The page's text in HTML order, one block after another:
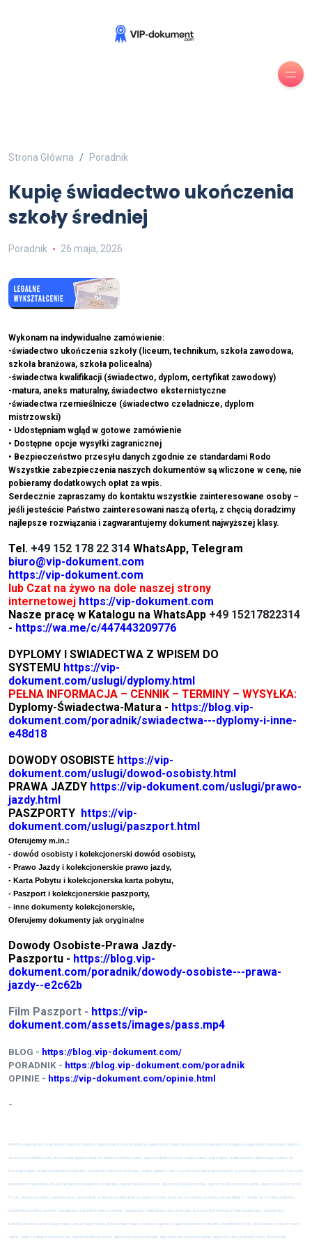
Strona Główna Poradnik
Kupię świadectwo ukończenia
szkoły średniej
Poradnik 26 maja, 2026
Wykonam na indywidualne zamówienie:
-świadectwo ukończenia szkoły (liceum, technikum, szkoła zawodowa,
szkoła branżowa, szkoła policealna)
-świadectwa kwalifikacji (świadectwo, dyplom, certyfikat zawodowy)
-matura, aneks maturalny, świadectwo eksternistyczne
-świadectwa rzemieślnicze (świadectwo czeladnicze, dyplom
mistrzowski)
• Udostępniam wgląd w gotowe zamówienie
• Dostępne opcje wysyłki zagranicznej
• Bezpieczeństwo przesyłu danych zgodnie ze standardami Rodo
Wszystkie zabezpieczenia naszych dokumentów są wliczone w cenę, nie
pobieramy dodatkowych opłat za wpis.
Serdecznie zapraszamy do kontaktu wszystkie zainteresowane osoby –
jeśli jesteście Państwo zainteresowani naszą ofertą, z chęcią doradzimy
najlepsze rozwiązania i zagwarantujemy dokument najwyższej klasy.
Tel. +49 152 178 22 314 WhatsApp, Telegram
biuro@vip-dokument.com
https://vip-dokument.com
lub Czat na żywo na dole naszej strony
internetowej https://vip-dokument.com
Nasze pracę w Katalogu na WhatsApp +49 15217822314
- https://wa.me/c/447443209776
DYPLOMY I SWIADECTWA Z WPISEM DO
SYSTEMU https://vip-
dokument.com/uslugi/dyplomy.html
PEŁNA INFORMACJA – CENNIK – TERMINY – WYSYŁKA:
Dyplomy-Świadectwa-Matura - https://blog.vip-
dokument.com/poradnik/swiadectwa---dyplomy-i-inne-
e48d18
DOWODY OSOBISTE https://vip-
dokument.com/uslugi/dowod-osobisty.html
PRAWA JAZDY https://vip-dokument.com/uslugi/prawo-
jazdy.html
PASZPORTY https://vip-
dokument.com/uslugi/paszport.html
Oferujemy m.in.:
- dowód osobisty i kolekcjonerski dowód osobisty,
- Prawo Jazdy i kolekcjonerskie prawo jazdy,
- Karta Pobytu i kolekcjonerska karta pobytu,
- Paszport i kolekcjonerskie paszporty,
- inne dokumenty kolekcjonerskie,
Oferujemy dokumenty jak oryginalne
Dowody Osobiste-Prawa Jazdy-
Paszportu - https://blog.vip-
dokument.com/poradnik/dowody-osobiste---prawa-
jazdy--e2c62b
Film Paszport - https://vip-
dokument.com/assets/images/pass.mp4
BLOG - https://blog.vip-dokument.com/
PORADNIK - https://blog.vip-dokument.com/poradnik
OPINIE - https://vip-dokument.com/opinie.html
-
FRAZY -kupię dyplom , kup dyplom, dyplom studiów , dyplom ukończenia studiów, kupię dyplom studiów wyższych , kupię dyplom magistra , kupię dyplom licencjata , dyplom
ukończenia studiów cena , ile kosztuje dyplom studiów , dyplom studiów opinie , dyplom studiów forum , kupię maturę , kup maturę , matura kupno , gdzie kupić maturę , ile
kosztuje matura , kupię świadectwo maturalne , świadectwo dojrzałości kupię , matura opinie forum , czy można kupić maturę legalnie , kupno matury konsekwencje , fałszywe
świadectwo maturalne kara , jak sprawdzić świadectwo maturalne , dyplom kolekcjonerski , dyplomy kolekcjonerskie , dyplom kolekcjonerski opinie , dyplom kolekcjonerski
forum , dyplomy kolekcjonerskie cena , dokumenty , kolekcjonerskie dyplom , dyplom kolekcjonerski OLX , dyplom kolekcjonerski Allegro , świadectwo kolekcjonerskie ,
świadectwa kolekcjonerskie , świadectwo szkolne kolekcjonerskie , świadectwo maturalne kolekcjonerskie , dokumenty kolekcjonerskie świadectwo , świadectwo
kolekcjonerskie opinie , kupię maturę , gdzie kupić maturę , ile kosztuje matura , matura z wpisem , kupię świadectwo maturalne , świadectwo dojrzałości kupię , matura forum /
opinie , kupno matury konsekwencje , dyplom kolekcjonerski , dyplomy kolekcjonerskie , dyplom kolekcjonerski opinie , dyplom kolekcjonerski forum , dokumenty